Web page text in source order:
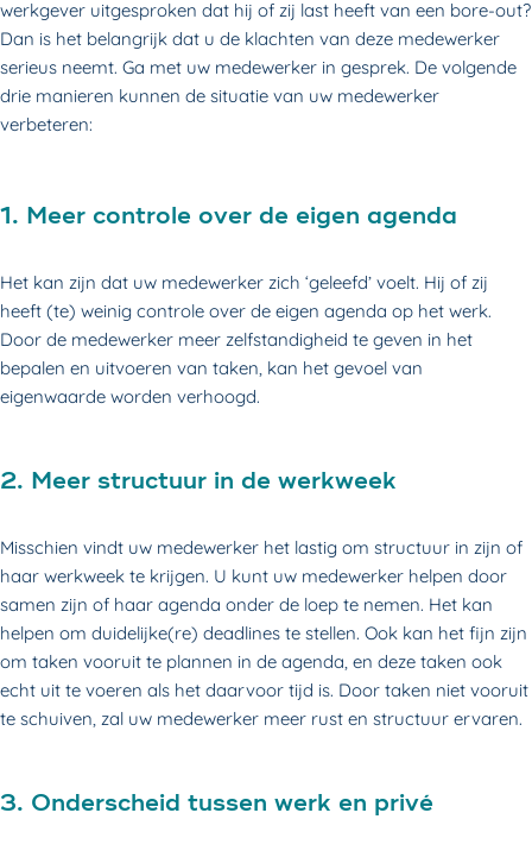
werkgever uitgesproken dat hij of zij last heeft van een bore-out?
Dan is het belangrijk dat u de klachten van deze medewerker
serieus neemt. Ga met uw medewerker in gesprek. De volgende
drie manieren kunnen de situatie van uw medewerker
verbeteren:
1. Meer controle over de eigen agenda
Het kan zijn dat uw medewerker zich ‘geleefd’ voelt. Hij of zij
heeft (te) weinig controle over de eigen agenda op het werk.
Door de medewerker meer zelfstandigheid te geven in het
bepalen en uitvoeren van taken, kan het gevoel van
eigenwaarde worden verhoogd.
2. Meer structuur in de werkweek
Misschien vindt uw medewerker het lastig om structuur in zijn of
haar werkweek te krijgen. U kunt uw medewerker helpen door
samen zijn of haar agenda onder de loep te nemen. Het kan
helpen om duidelijke(re) deadlines te stellen. Ook kan het fijn zijn
om taken vooruit te plannen in de agenda, en deze taken ook
echt uit te voeren als het daarvoor tijd is. Door taken niet vooruit
te schuiven, zal uw medewerker meer rust en structuur ervaren.
3. Onderscheid tussen werk en privé